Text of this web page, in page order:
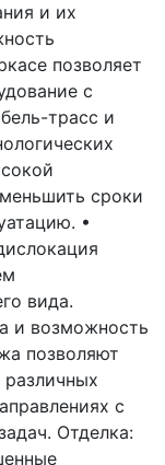
и их
позволяет
с
трасс и
сроки
•
вида.
и возможность
позволяют
с
Отделка: